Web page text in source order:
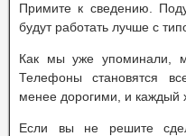
Примите к сведению.
будут работать лучше с
Как мы уже упоминали,
Телефоны становятся
менее дорогими, и каждый
Если вы не решите